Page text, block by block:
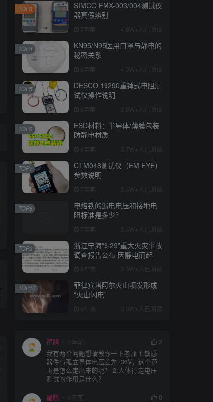
SIMCO FMX-003/004测试仪
器真假辨别
7年前 4.6W+人已阅读
TOP3
KN95/N95医用口罩与静电的
秘密关系
6年前 4.3W+人已阅读
TOP4
DESCO 19290重锤式电阻测
试仪操作说明
6年前 3.8W+人已阅读
TOP5
ESD材料：半导体/薄膜包装
防静电材质
6年前 3.7W+人已阅读
TOP6
CTM048测试仪（EM EYE）
参数说明
7年前 3.4W+人已阅读
TOP7
电烙铁的漏电电压和接地电
阻标准是多少？
7年前 3.4W+人已阅读
TOP8
浙江宁海“9·29”重大火灾事故
调查报告公布-因静电而起
6年前 3.3W+人已阅读
TOP9
菲律宾塔阿尔火山喷发形成
“火山闪电”
6年前 3.3W+人已阅读
TOP10
翟鹏 4年前
2
我有两个问题想请教你一下老师 1.敏感
器件与孤立导体电压差为±36V，这个范
围是怎么定出来的呢？ 2.人体行走电压
测试的作用是什么？
翟鹏 4年前
0